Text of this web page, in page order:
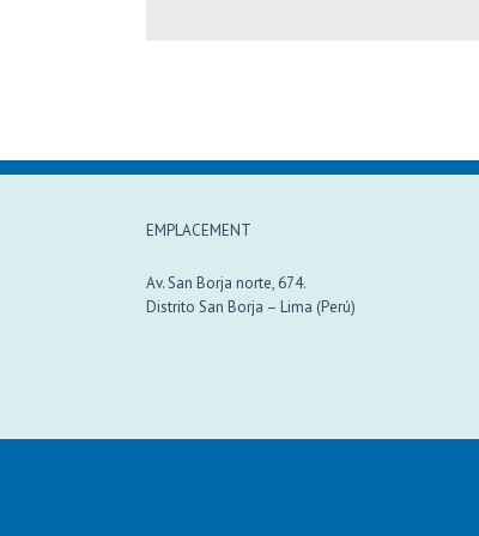
EMPLACEMENT
Av. San Borja norte, 674.
Distrito San Borja – Lima (Perú)